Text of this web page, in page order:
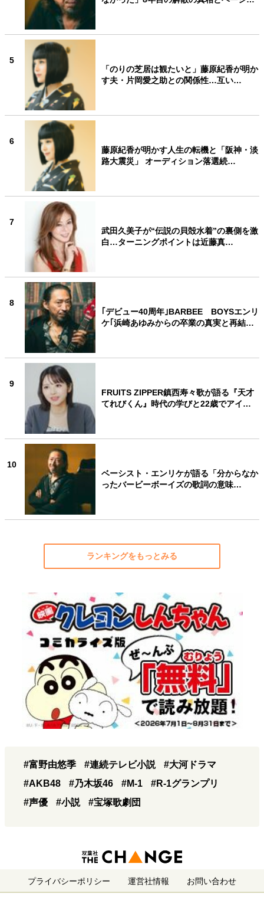
5
「のりの芝居は観たいと」藤原紀香が明か
す夫・片岡愛之助との関係性…互い…
6
藤原紀香が明かす人生の転機と「阪神・淡
路大震災」 オーディション落選続…
7
武田久美子が“伝説の貝殻水着”の裏側を激
白…ターニングポイントは近藤真…
8
｢デビュー40周年｣BARBEE BOYSエンリ
ケ｢浜崎あゆみからの卒業の真実と再結…
9
FRUITS ZIPPER鎮西寿々歌が語る『天才
てれびくん』時代の学びと22歳でアイ…
10
ベーシスト・エンリケが語る「分からなか
ったバービーボーイズの歌詞の意味…
ランキングをもっとみる
#富野由悠季 #連続テレビ小説
#大河ドラマ
#AKB48
#乃木坂46 #M-1
#R-1グランプリ
#声優
#小説 #宝塚歌劇団
プライバシーポリシー 運営社情報 お問い合わせ